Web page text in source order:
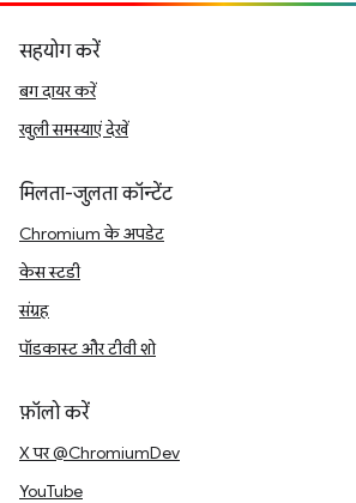
सहयोग करें
बग दायर करें
खुली समस्याएं देखें
मिलता-जुलता कॉन्टेंट
Chromium के अपडेट
केस स्टडी
संग्रह
पॉडकास्ट और टीवी शो
फ़ॉलो करें
X पर @ChromiumDev
YouTube